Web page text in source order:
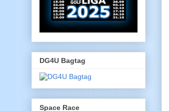
DG4U Bagtag
Space Race